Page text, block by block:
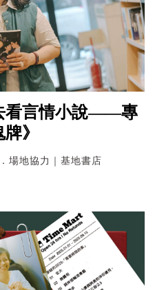
看言情小說——專
》
場地協力｜基地書店